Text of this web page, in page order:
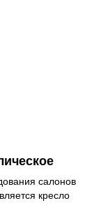
салонов
кресло